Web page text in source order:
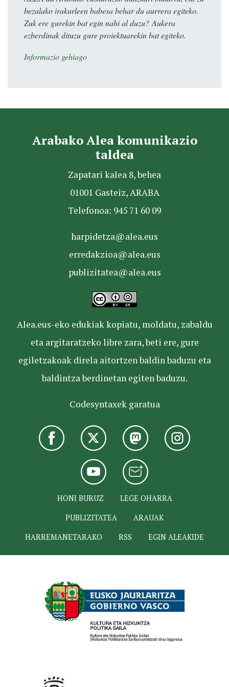
bezalako irakurleen babesa behar du aurrera egiteko.
Zuk ere gurekin bat egin nahi al duzu? Aukera
ezberdinak dituzu gure proiektuarekin bat egiteko.
Informazio gehiago
Arabako Alea komunikazio
taldea
Zapatari kalea 8, behea
01001 Gasteiz, ARABA
Telefonoa: 945 71 60 09
harpidetza@alea.eus
erredakzioa@alea.eus
publizitatea@alea.eus
Alea.eus-eko edukiak kopiatu, moldatu, zabaldu
eta argitaratzeko libre zara, beti ere, gure
egiletzakoak direla aitortzen baldin baduzu eta
baldintza berdinetan egiten baduzu.
Codesyntaxek garatua
HONI BURUZ
LEGE OHARRA
PUBLIZITATEA
ARAUAK
HARREMANETARAKO
RSS EGIN ALEAKIDE